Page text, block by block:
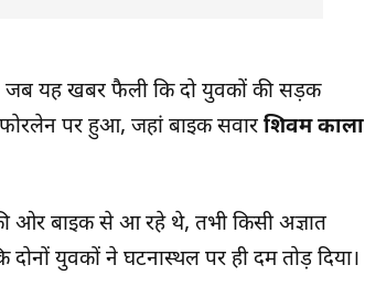
जब यह खबर फैली कि दो युवकों की सड़क
फोरलेन पर हुआ, जहां बाइक सवार शिवम काला
ओर बाइक से आ रहे थे, तभी किसी अज्ञात
दोनों युवकों ने घटनास्थल पर ही दम तोड़ दिया।